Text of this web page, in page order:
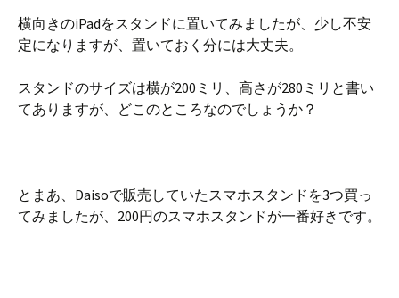
横向きのiPadをスタンドに置いてみましたが、少し不安
定になりますが、置いておく分には大丈夫。
スタンドのサイズは横が200ミリ、高さが280ミリと書い
てありますが、どこのところなのでしょうか？
とまあ、Daisoで販売していたスマホスタンドを3つ買っ
てみましたが、200円のスマホスタンドが一番好きです。